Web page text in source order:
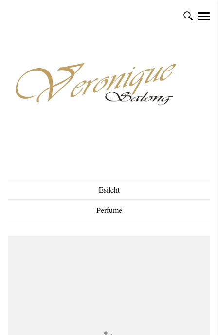
Esileht
Perfume